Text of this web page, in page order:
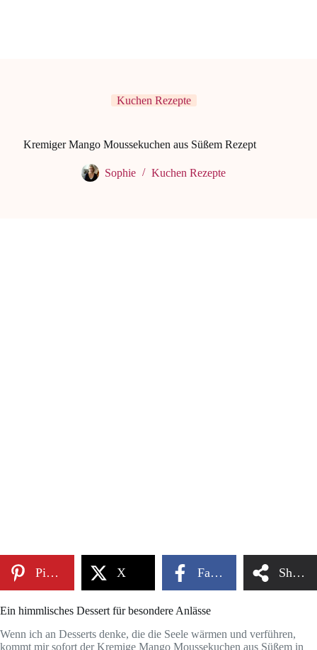
Kuchen Rezepte
Kremiger Mango Moussekuchen aus Süßem Rezept
Sophie Kuchen Rezepte
Pinterest X Facebook Share
Ein himmlisches Dessert für besondere Anlässe
Wenn ich an Desserts denke, die die Seele wärmen und verführen,
kommt mir sofort der Kremige Mango Moussekuchen aus Süßem in